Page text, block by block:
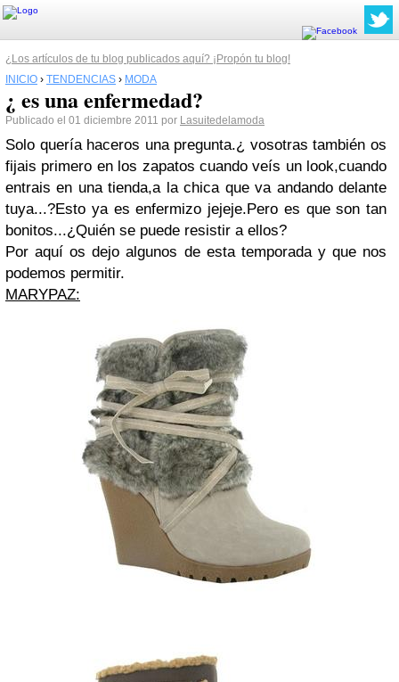
¿Los artículos de tu blog publicados aquí? ¡Propón tu blog!
INICIO › TENDENCIAS › MODA
¿ es una enfermedad?
Publicado el 01 diciembre 2011 por Lasuitedelamoda
Solo quería haceros una pregunta.¿ vosotras también os
fijais primero en los zapatos cuando veís un look,cuando
entrais en una tienda,a la chica que va andando delante
tuya...?Esto ya es enfermizo jejeje.Pero es que son tan
bonitos...¿Quién se puede resistir a ellos?
Por aquí os dejo algunos de esta temporada y que nos
podemos permitir.
MARYPAZ: